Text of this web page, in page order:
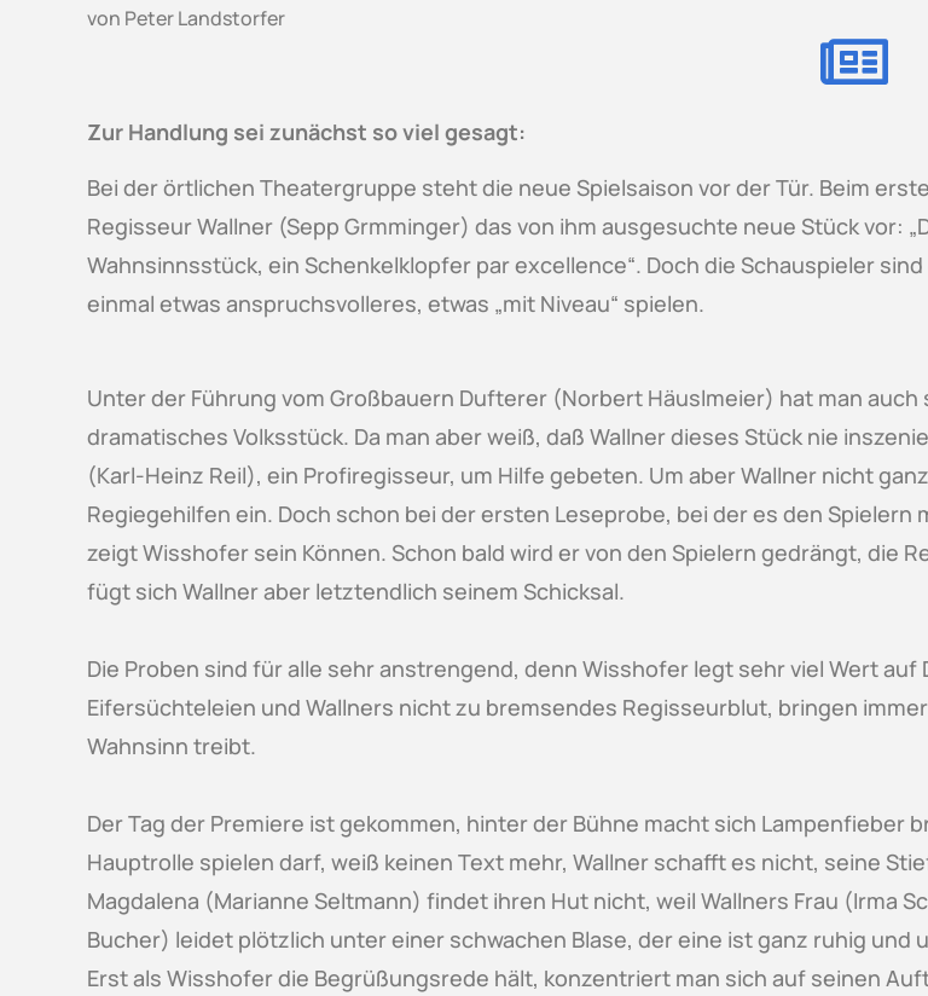
von Peter Landstorfer
Zur Handlung sei zunächst so viel gesagt:
Bei der örtlichen Theatergruppe steht die neue Spielsaison vor der Tür. Beim
Regisseur Wallner (Sepp Grmminger) das von ihm ausgesuchte neue Stück vor:
Wahnsinnsstück, ein Schenkelklopfer par excellence“. Doch die Schauspieler
einmal etwas anspruchsvolleres, etwas „mit Niveau“ spielen.
Unter der Führung vom Großbauern Dufterer (Norbert Häuslmeier) hat man
dramatisches Volksstück. Da man aber weiß, daß Wallner dieses Stück nie
(Karl-Heinz Reil), ein Profiregisseur, um Hilfe gebeten. Um aber Wallner nicht
Regiegehilfen ein. Doch schon bei der ersten Leseprobe, bei der es den Spielern
zeigt Wisshofer sein Können. Schon bald wird er von den Spielern gedrängt, die
fügt sich Wallner aber letztendlich seinem Schicksal.
Die Proben sind für alle sehr anstrengend, denn Wisshofer legt sehr viel Wert
Eifersüchteleien und Wallners nicht zu bremsendes Regisseurblut, bringen
Wahnsinn treibt.
Der Tag der Premiere ist gekommen, hinter der Bühne macht sich Lampenfieber
Hauptrolle spielen darf, weiß keinen Text mehr, Wallner schafft es nicht, seine
Magdalena (Marianne Seltmann) findet ihren Hut nicht, weil Wallners Frau (Irma
Bucher) leidet plötzlich unter einer schwachen Blase, der eine ist ganz ruhig
Erst als Wisshofer die Begrüßungsrede hält, konzentriert man sich auf seinen